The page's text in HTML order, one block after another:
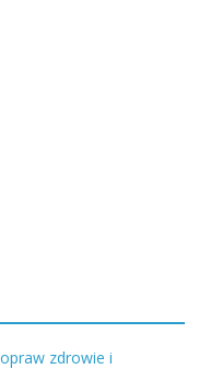
zdrowie i